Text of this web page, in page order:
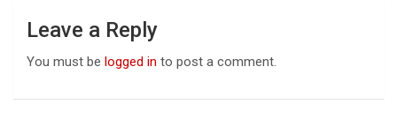
Leave a Reply
You must be logged in to post a comment.